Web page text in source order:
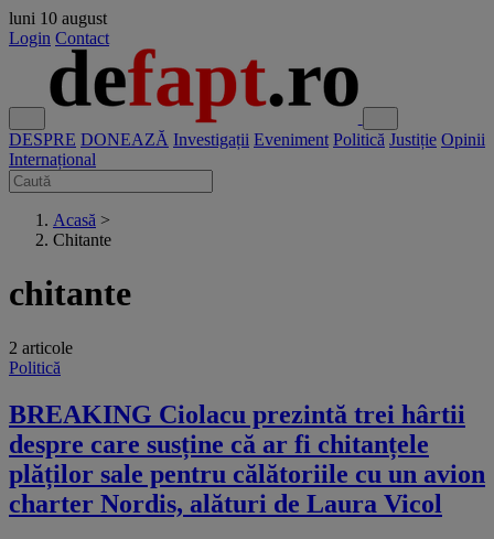
luni 10 august
Login Contact
DESPRE DONEAZĂ Investigații Eveniment Politică Justiție Opinii
Internațional
Acasă >
Chitante
chitante
2 articole
Politică
BREAKING Ciolacu prezintă trei hârtii
despre care susține că ar fi chitanțele
plăților sale pentru călătoriile cu un avion
charter Nordis, alături de Laura Vicol